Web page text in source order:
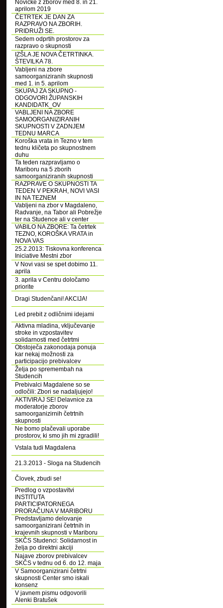
Novičke z zborov med 8. in 21.
aprilom 2019
ČETRTEK JE DAN ZA
RAZPRAVO NA ZBORIH.
PRIDRUŽI SE.
Sedem odprtih prostorov za
razpravo o skupnosti
IZŠLA JE NOVA ČETRTINKA.
ŠTEVILKA 78.
Vabljeni na zbore
samoorganiziranih skupnosti
med 1. in 5. aprilom
SKUPAJ ZA SKUPNO -
ODGOVORI ŽUPANSKIH
KANDIDATK_OV
VABLJENI NA ZBORE
SAMOORGANIZIRANIH
SKUPNOSTI V ZADNJEM
TEDNU MARCA
Koroška vrata in Tezno v tem
tednu kličeta po skupnostnem
duhu
Ta teden razpravljamo o
Mariboru na 5 zborih
samoorganiziranih skupnosti
RAZPRAVE O SKUPNOSTI TA
TEDEN V PEKRAH, NOVI VASI
IN NA TEZNEM
Vabljeni na zbor v Magdaleno,
Radvanje, na Tabor ali Pobrežje
ter na Studence ali v center
VABILO NA ZBORE: Ta četrtek
TEZNO, KOROŠKA VRATA in
NOVA VAS
25.2.2013: Tiskovna konferenca
Iniciative Mestni zbor
V Novi vasi se spet dobimo 11.
aprila
3. aprila v Centru določamo
priorite
Dragi Studenčani! AKCIJA!
Led prebit z odličnimi idejami
Aktivna mladina, vključevanje
stroke in vzpostavitev
solidarnosti med četrtmi
Obstoječa zakonodaja ponuja
kar nekaj možnosti za
participacijo prebivalcev
Želja po spremembah na
Studencih
Prebivalci Magdalene so se
odločili: Zbori se nadaljujejo!
AKTIVIRAJ SE! Delavnice za
moderatorje zborov
samoorganizirnih četrtnih
skupnosti
Ne bomo plačevali uporabe
prostorov, ki smo jih mi zgradili!
Vstala tudi Magdalena
21.3.2013 - Sloga na Studencih
Človek, zbudi se!
Predlog o vzpostavitvi
INSTITUTA
PARTICIPATORNEGA
PRORAČUNA V MARIBORU
Predstavljamo delovanje
samoorganizirani četrtnih in
krajevnih skupnosti v Mariboru
SKČS Studenci: Solidarnost in
želja po direktni akciji
Najave zborov prebivalcev
SKČS v tednu od 6. do 12. maja
V Samoorganizirani četrtni
skupnosti Center smo iskali
konsenz
V javnem pismu odgovorili
Alenki Bratušek